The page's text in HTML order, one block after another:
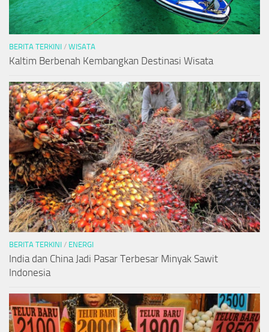
BERITA TERKINI / WISATA
Kaltim Berbenah Kembangkan Destinasi Wisata
BERITA TERKINI / ENERGI
India dan China Jadi Pasar Terbesar Minyak Sawit
Indonesia